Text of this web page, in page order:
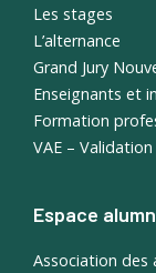
Les stages
L’alternance
Grand Jury
Enseignants et
Formation
VAE –
Espace
Association des